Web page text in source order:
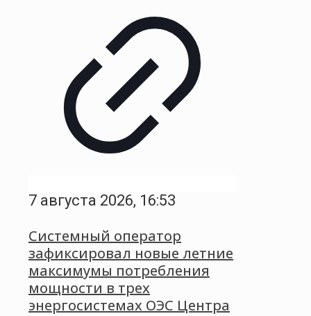
7 августа 2026, 16:53
Системный оператор
зафиксировал новые летние
максимумы потребления
мощности в трех
энергосистемах ОЭС Центра